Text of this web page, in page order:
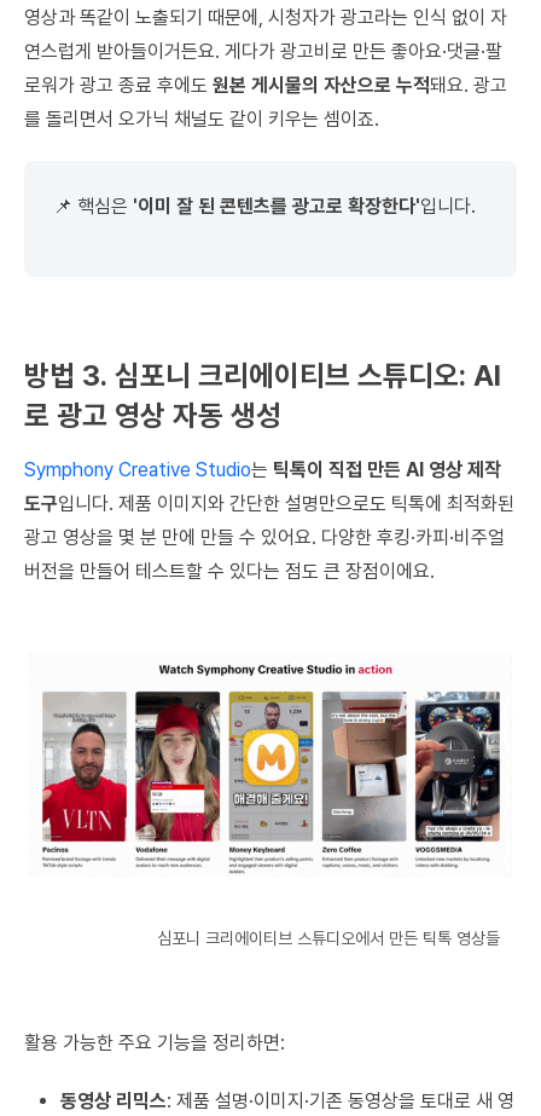
영상과 똑같이 노출되기 때문에, 시청자가 광고라는 인식 없이 자
연스럽게 받아들이거든요. 게다가 광고비로 만든 좋아요·댓글·팔
로워가 광고 종료 후에도 원본 게시물의 자산으로 누적돼요. 광고
를 돌리면서 오가닉 채널도 같이 키우는 셈이죠.
📌 핵심은 '이미 잘 된 콘텐츠를 광고로 확장한다'입니다.
방법 3. 심포니 크리에이티브 스튜디오: AI
로 광고 영상 자동 생성
Symphony Creative Studio는 틱톡이 직접 만든 AI 영상 제작
도구입니다. 제품 이미지와 간단한 설명만으로도 틱톡에 최적화된
광고 영상을 몇 분 만에 만들 수 있어요. 다양한 후킹·카피·비주얼
버전을 만들어 테스트할 수 있다는 점도 큰 장점이에요.
심포니 크리에이티브 스튜디오에서 만든 틱톡 영상들
활용 가능한 주요 기능을 정리하면:
동영상 리믹스: 제품 설명·이미지·기존 동영상을 토대로 새 영